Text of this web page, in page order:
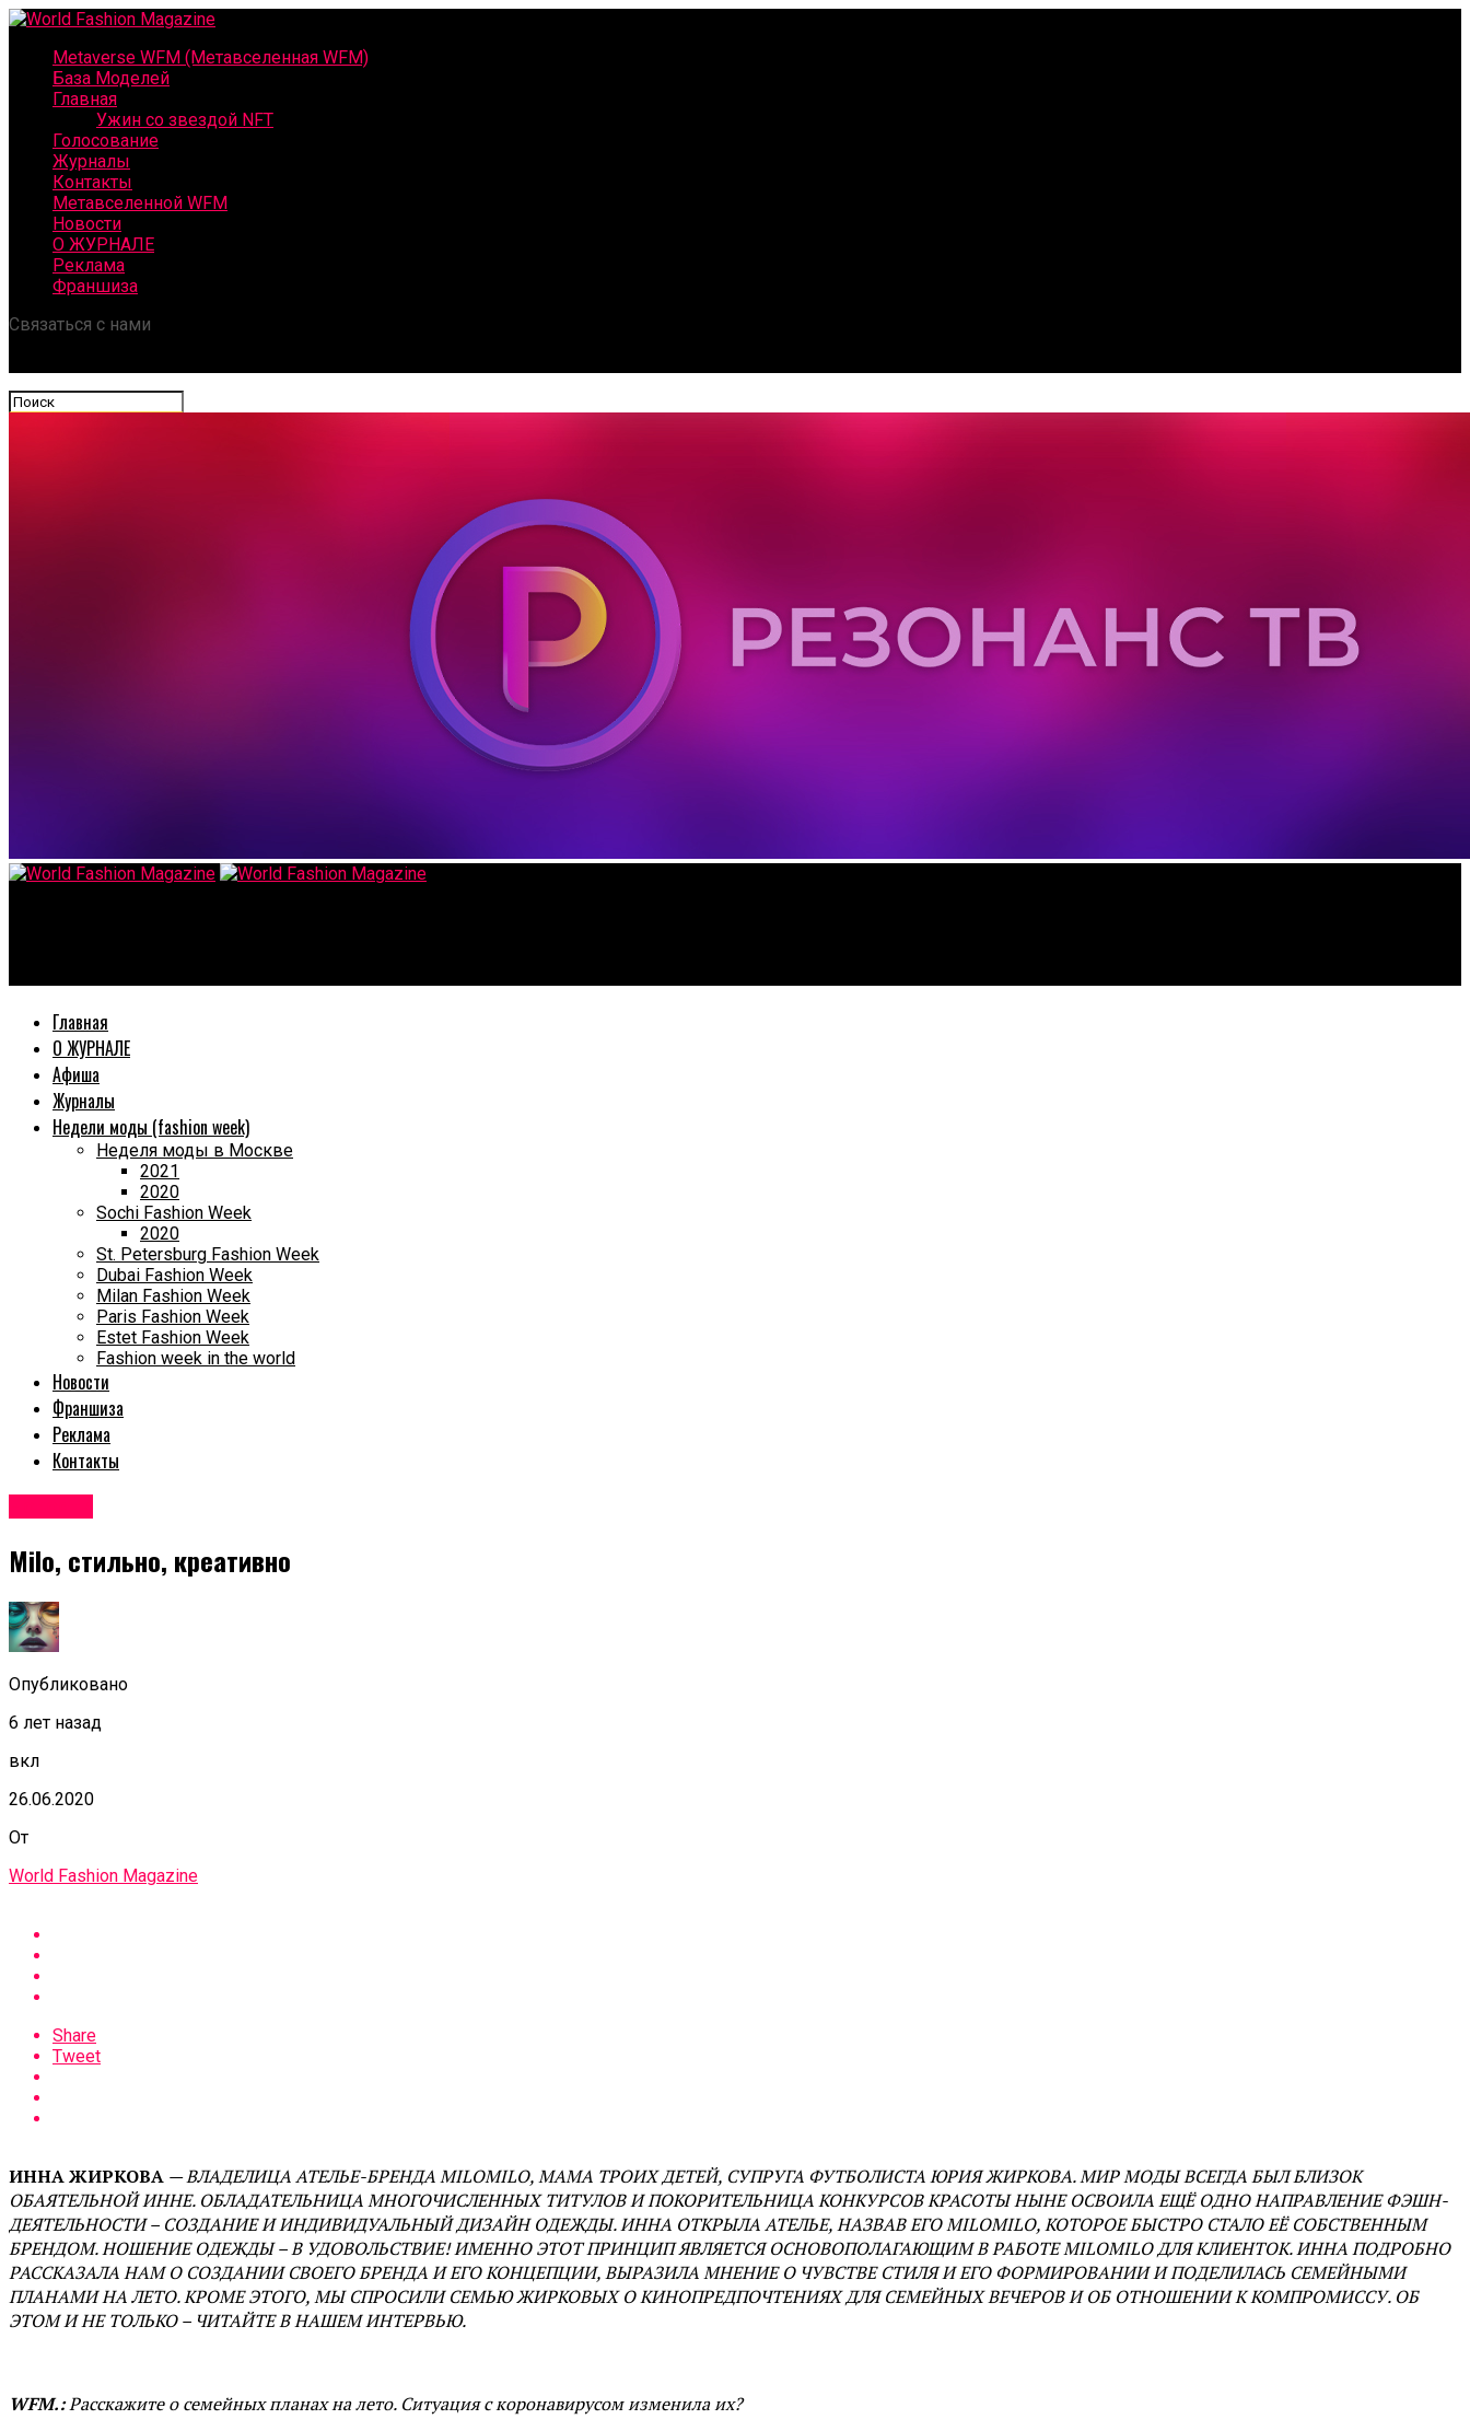
Metaverse WFM (Метавселенная WFM)
База Моделей
Главная
Ужин со звездой NFT
Голосование
Журналы
Контакты
Метавселенной WFM
Новости
О ЖУРНАЛЕ
Реклама
Франшиза
Связаться с нами
Главная
О ЖУРНАЛЕ
Афиша
Журналы
Недели моды (fashion week)
Неделя моды в Москве
2021
2020
Sochi Fashion Week
2020
St. Petersburg Fashion Week
Dubai Fashion Week
Milan Fashion Week
Paris Fashion Week
Estet Fashion Week
Fashion week in the world
Новости
Франшиза
Реклама
Контакты
Milo, стильно, креативно
Опубликовано
6 лет назад
вкл
26.06.2020
От
World Fashion Magazine
Share
Tweet
ИННА ЖИРКОВА — ВЛАДЕЛИЦА АТЕЛЬЕ-БРЕНДА MILOMILO, МАМА ТРОИХ ДЕТЕЙ, СУПРУГА ФУТБОЛИСТА ЮРИЯ ЖИРКОВА. МИР МОДЫ ВСЕГДА БЫЛ БЛИЗОК
ОБАЯТЕЛЬНОЙ ИННЕ. ОБЛАДАТЕЛЬНИЦА МНОГОЧИСЛЕННЫХ ТИТУЛОВ И ПОКОРИТЕЛЬНИЦА КОНКУРСОВ КРАСОТЫ НЫНЕ ОСВОИЛА ЕЩЁ ОДНО НАПРАВЛЕНИЕ ФЭШН-
ДЕЯТЕЛЬНОСТИ – СОЗДАНИЕ И ИНДИВИДУАЛЬНЫЙ ДИЗАЙН ОДЕЖДЫ. ИННА ОТКРЫЛА АТЕЛЬЕ, НАЗВАВ ЕГО MILOMILO, КОТОРОЕ БЫСТРО СТАЛО ЕЁ СОБСТВЕННЫМ
БРЕНДОМ. НОШЕНИЕ ОДЕЖДЫ – В УДОВОЛЬСТВИЕ! ИМЕННО ЭТОТ ПРИНЦИП ЯВЛЯЕТСЯ ОСНОВОПОЛАГАЮЩИМ В РАБОТЕ MILOMILO ДЛЯ КЛИЕНТОК. ИННА ПОДРОБНО
РАССКАЗАЛА НАМ О СОЗДАНИИ СВОЕГО БРЕНДА И ЕГО КОНЦЕПЦИИ, ВЫРАЗИЛА МНЕНИЕ О ЧУВСТВЕ СТИЛЯ И ЕГО ФОРМИРОВАНИИ И ПОДЕЛИЛАСЬ СЕМЕЙНЫМИ
ПЛАНАМИ НА ЛЕТО. КРОМЕ ЭТОГО, МЫ СПРОСИЛИ СЕМЬЮ ЖИРКОВЫХ О КИНОПРЕДПОЧТЕНИЯХ ДЛЯ СЕМЕЙНЫХ ВЕЧЕРОВ И ОБ ОТНОШЕНИИ К КОМПРОМИССУ. ОБ
ЭТОМ И НЕ ТОЛЬКО – ЧИТАЙТЕ В НАШЕМ ИНТЕРВЬЮ.
WFM.:Расскажите о семейных планах на лето. Ситуация с коронавирусом изменила их?